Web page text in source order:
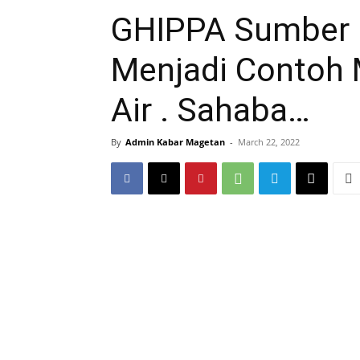
GHIPPA
Menjadi Contoh
Air . Sahaba…
By Admin Kabar Magetan - March 22, 2022